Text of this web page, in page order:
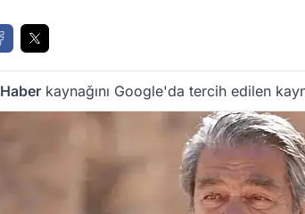
kaynağını Google'da tercih edilen